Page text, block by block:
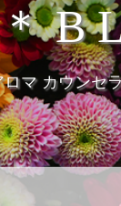
B
マ カウンセ